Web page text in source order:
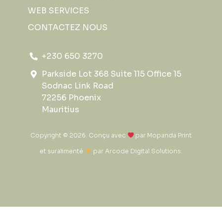
WEB SERVICES
CONTACTEZ NOUS
+230 650 3270
Parkside Lot 368 Suite 115 Office 15
Sodnac Link Road
72256 Phoenix
Mauritius
Copyright © 2026. Conçu avec par Mopanda Print
et suralimenté par Arcode Digital Solutions.